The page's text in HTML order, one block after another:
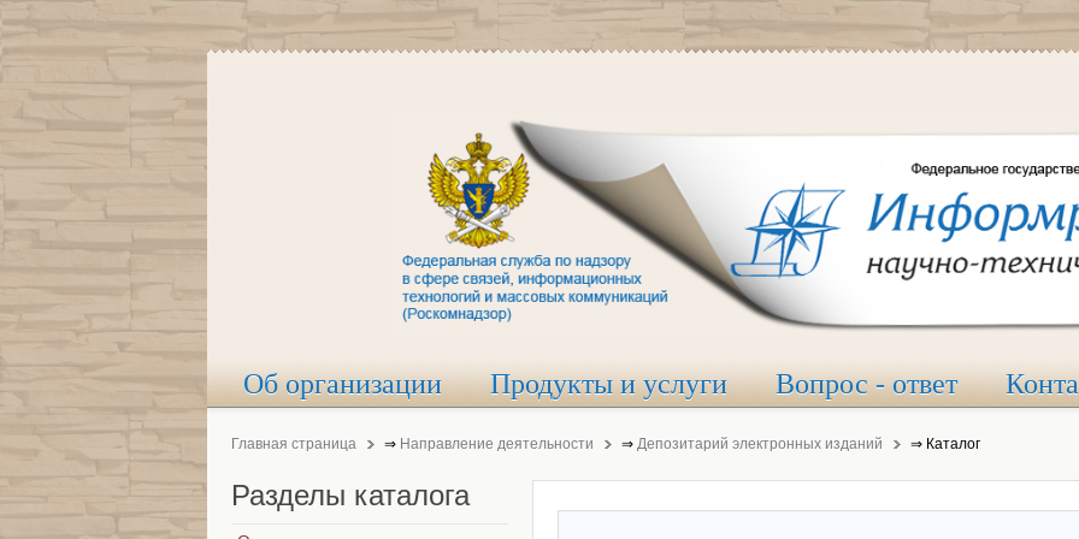
Об организации Продукты и услуги Вопрос - ответ
Главная страница ⇒ Направление деятельности ⇒ Депозитарий электронных изданий ⇒ Каталог
Разделы каталога